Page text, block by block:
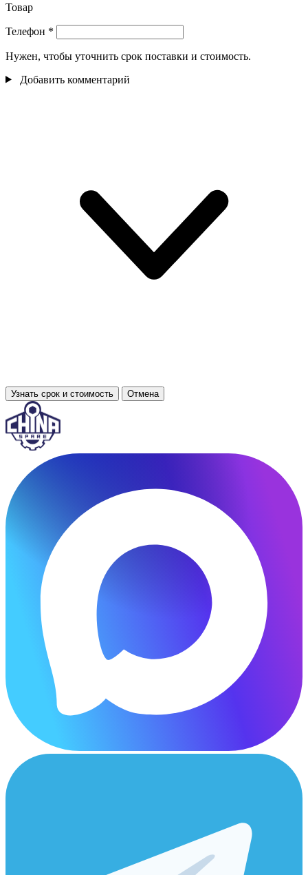
Товар
Телефон *
Нужен, чтобы уточнить срок поставки и стоимость.
Добавить комментарий
Узнать срок и стоимость Отмена